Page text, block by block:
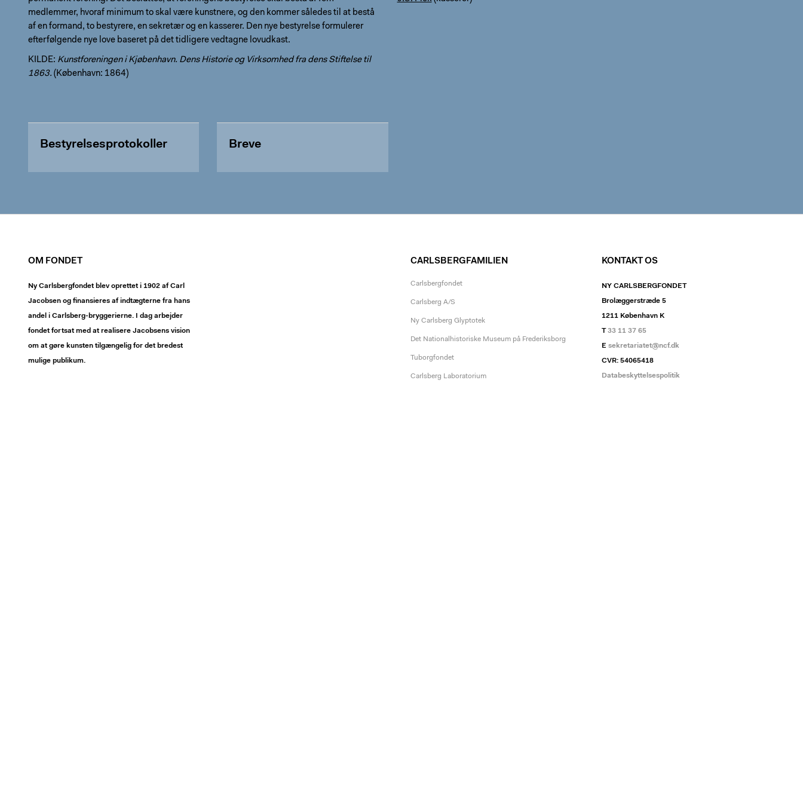
medlemmer, hvoraf minimum to skal være kunstnere, og den kommer således til at bestå
af en formand, to bestyrere, en sekretær og en kasserer. Den nye bestyrelse formulerer
efterfølgende nye love baseret på det tidligere vedtagne lovudkast.
KILDE: Kunstforeningen i Kjøbenhavn. Dens Historie og Virksomhed fra dens Stiftelse til
1863. (København: 1864)
Bestyrelsesprotokoller Breve
OM FONDET
Ny Carlsbergfondet blev oprettet i 1902 af Carl
Jacobsen og finansieres af indtægterne fra hans
andel i Carlsberg-bryggerierne. I dag arbejder
fondet fortsat med at realisere Jacobsens vision
om at gøre kunsten tilgængelig for det bredest
mulige publikum.
CARLSBERGFAMILIEN
Carlsbergfondet
Carlsberg A/S
Ny Carlsberg Glyptotek
Det Nationalhistoriske Museum på Frederiksborg
Tuborgfondet
Carlsberg Laboratorium
KONTAKT OS
NY CARLSBERGFONDET
Brolæggerstræde 5
1211 København K
T33 11 37 65
E sekretariatet@ncf.dk
CVR: 54065418
Databeskyttelsespolitik